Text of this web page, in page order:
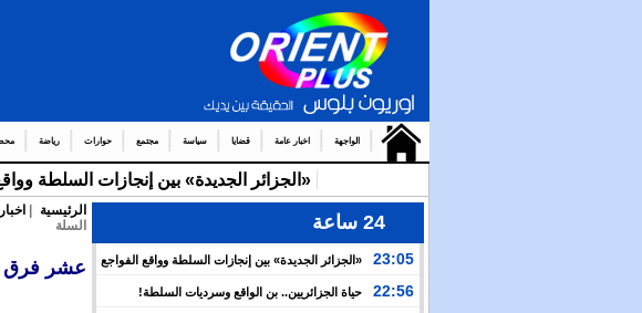
الواجهة اخبار عامة قضايا سياسة مجتمع حوارات رياضة
«الجزائر الجديدة» بين إنجازات السلطة
24 ساعة
23:05
«الجزائر الجديدة» بين إنجازات السلطة وواقع الفواجع
والتضييق
22:56 حياة الجزائريين.. بن الواقع وسرديات السلطة!
الرئيسية
السلة
عشر فرق